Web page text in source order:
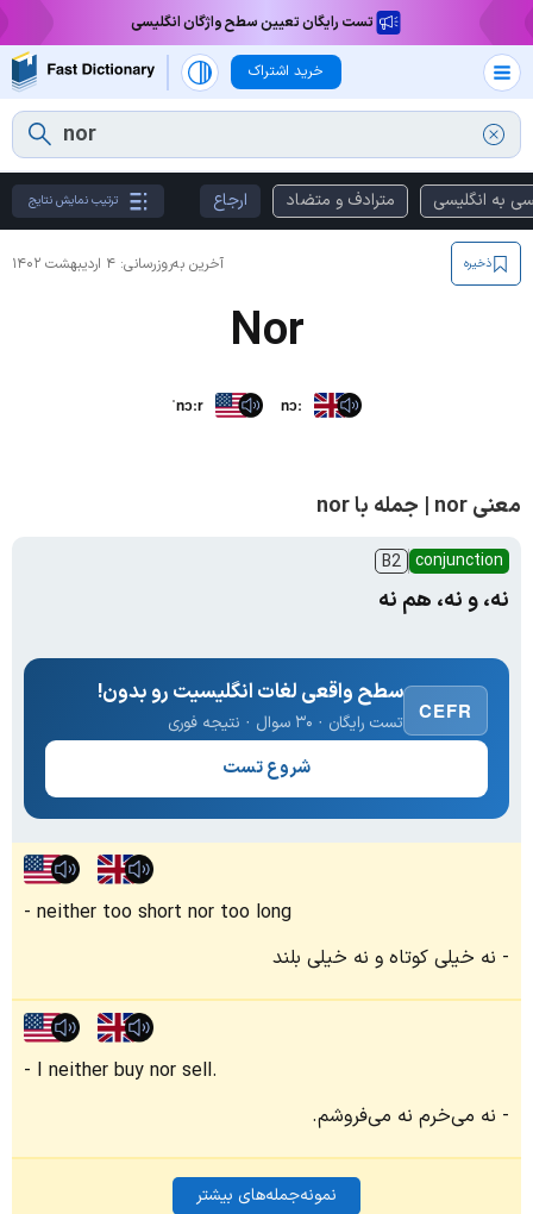
تست رایگان تعیین سطح واژگان انگلیسی
خرید اشتراک
به انگلیسی مترادف و متضاد ارجاع ترتیب نمایش نتایج
آخرین به‌روزرسانی: ۴ اردیبهشت ۱۴۰۲ ذخیره
Nor
ˈnɔːr nɔː
معنی nor | جمله با nor
conjunction
B2
نه، و نه، هم نه
CEFR
سطح واقعی لغات انگلیسیت رو بدون!
تست رایگان · ۳۰ سوال · نتیجه فوری
شروع تست
neither too short nor too long
نه خیلی کوتاه و نه خیلی بلند
I neither buy nor sell.
نه می‌خرم نه می‌فروشم.
نمونه‌جمله‌های بیشتر